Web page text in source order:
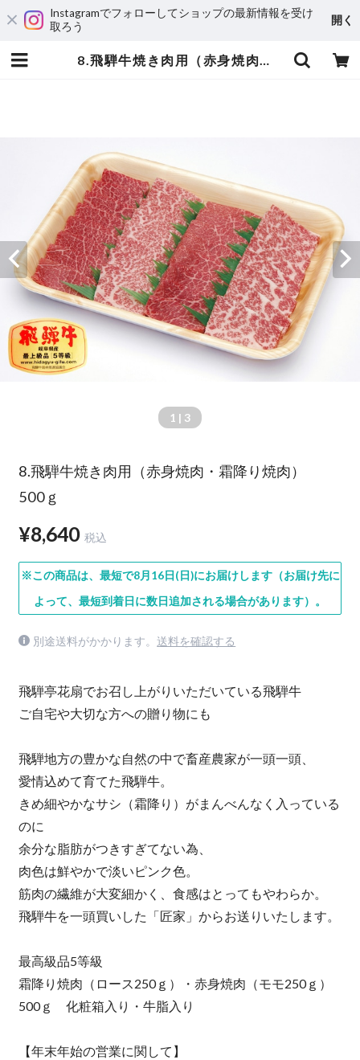
Instagramでフォローしてショップの最新情報を受け
取ろう
開く
8.飛騨牛焼き肉用（赤身焼肉・霜降り焼肉） 500ｇ | 飛騨亭花扇オンラインショップ
1 | 3
8.飛騨牛焼き肉用（赤身焼肉・霜降り焼肉）
500ｇ
¥8,640 税込
※この商品は、最短で8月16日(日)にお届けします（お届け先に
よって、最短到着日に数日追加される場合があります）。
別途送料がかかります。 送料を確認する
飛騨亭花扇でお召し上がりいただいている飛騨牛
ご自宅や大切な方への贈り物にも
飛騨地方の豊かな自然の中で畜産農家が一頭一頭、
愛情込めて育てた飛騨牛。
きめ細やかなサシ（霜降り）がまんべんなく入っている
のに
余分な脂肪がつきすぎてない為、
肉色は鮮やかで淡いピンク色。
筋肉の繊維が大変細かく、食感はとってもやわらか。
飛騨牛を一頭買いした「匠家」からお送りいたします。
最高級品5等級
霜降り焼肉（ロース250ｇ）・赤身焼肉（モモ250ｇ）
500ｇ 化粧箱入り・牛脂入り
【年末年始の営業に関して】